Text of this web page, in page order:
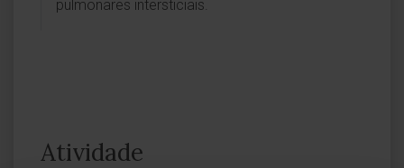
pulmonares intersticiais.
Atividade